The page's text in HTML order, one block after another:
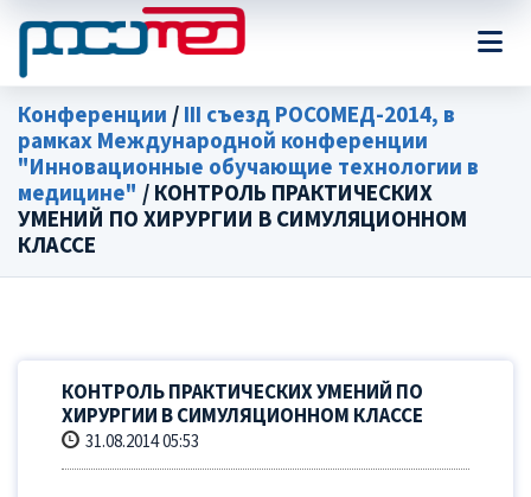
Конференции/III съезд РОСОМЕД-2014, в
рамках Международной конференции
"Инновационные обучающие технологии в
медицине" / КОНТРОЛЬ ПРАКТИЧЕСКИХ
УМЕНИЙ ПО ХИРУРГИИ В СИМУЛЯЦИОННОМ
КЛАССЕ
КОНТРОЛЬ ПРАКТИЧЕСКИХ УМЕНИЙ ПО
ХИРУРГИИ В СИМУЛЯЦИОННОМ КЛАССЕ
31.08.2014 05:53